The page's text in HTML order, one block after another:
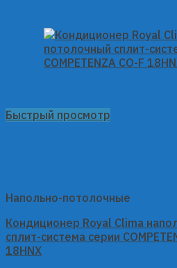
Быстрый просмотр
Напольно-потолочные
Кондиционер Royal Clima
сплит-система серии
18HNX